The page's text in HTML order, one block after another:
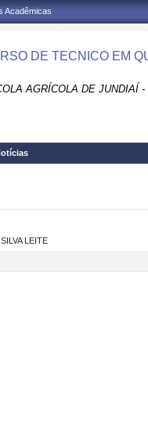
Acadêmicas
DE TECNICO EM
AGRÍCOLA DE JUNDIAÍ -
LEITE